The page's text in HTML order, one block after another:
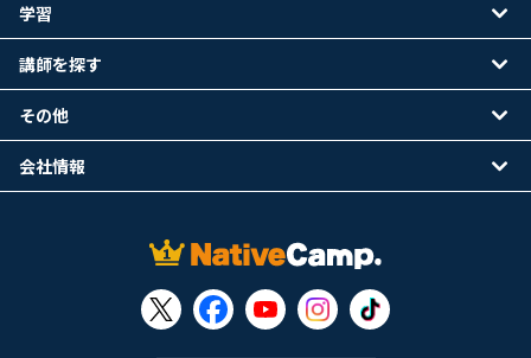
学習
講師を探す
その他
会社情報